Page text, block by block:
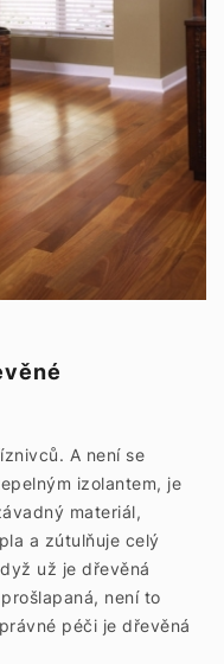
A není se
izolantem, je
materiál,
a zútulňuje celý
už je dřevěná
není to
péči je dřevěná